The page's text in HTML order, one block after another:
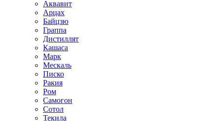
Аквавит
Арцах
Байцзю
Граппа
Дистиллят
Кашаса
Марк
Мескаль
Писко
Ракия
Ром
Самогон
Сотол
Текила